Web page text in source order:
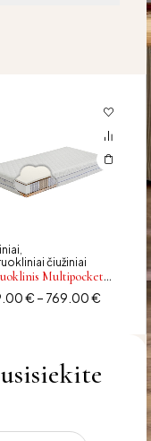
čiužiniai
Multipocket
ASTORIA JAI IR
€ – 769.00€